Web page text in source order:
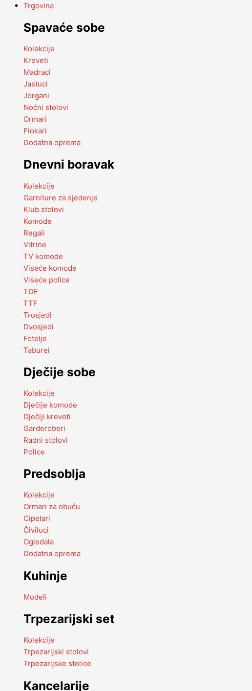
Trgovina
Spavaće sobe
Kolekcije
Kreveti
Madraci
Jastuci
Jorgani
Noćni stolovi
Ormari
Fiokari
Dodatna oprema
Dnevni boravak
Kolekcije
Garniture za sjedenje
Klub stolovi
Komode
Regali
Vitrine
TV komode
Viseće komode
Viseće police
TDF
TTF
Trosjedi
Dvosjedi
Fotelje
Taburei
Dječije sobe
Kolekcije
Dječije komode
Dječiji kreveti
Garderoberi
Radni stolovi
Police
Predsoblja
Kolekcije
Ormari za obuću
Cipelari
Čiviluci
Ogledala
Dodatna oprema
Kuhinje
Modeli
Trpezarijski set
Kolekcije
Trpezarijski stolovi
Trpezarijske stolice
Kancelarije